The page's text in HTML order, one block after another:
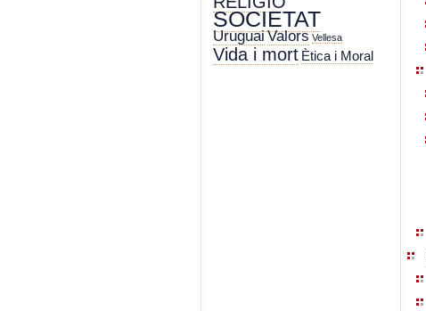
SOCIETAT
Uruguai Valors Vellesa
Vida i mort Ètica i Moral